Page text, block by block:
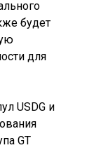
будет
для
USDG и
GT